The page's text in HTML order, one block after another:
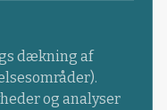
dækning af
og analyser